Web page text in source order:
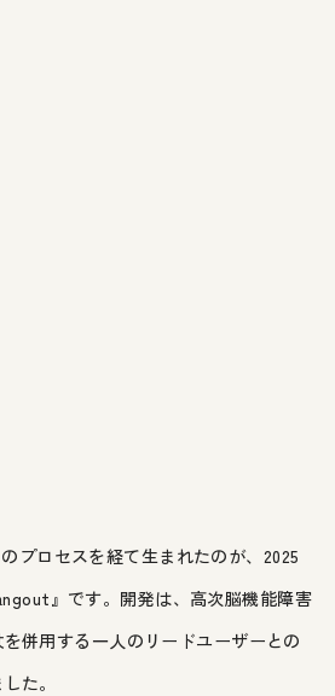
プロセスを経て生まれたのが、2025
』です。開発は、高次脳機能障害
併用する一人のリードユーザーとの
た。